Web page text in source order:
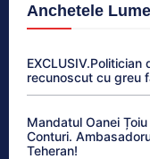
Anchetele
recunoscut cu greu
Mandatul Oanei
Conturi.
Teheran!